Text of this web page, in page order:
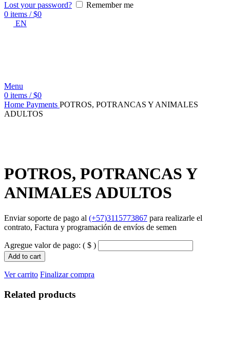
Lost your password?
Remember me
0 items / $0
EN
Menu
0 items / $0
Home Payments POTROS, POTRANCAS Y ANIMALES
ADULTOS
POTROS, POTRANCAS Y
ANIMALES ADULTOS
Enviar soporte de pago al (+57)3115773867 para realizarle el
contrato, Factura y programación de envíos de semen
Agregue valor de pago: ( $ )
Add to cart
Ver carrito Finalizar compra
Related products